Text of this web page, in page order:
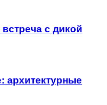
с дикой
архитектурные